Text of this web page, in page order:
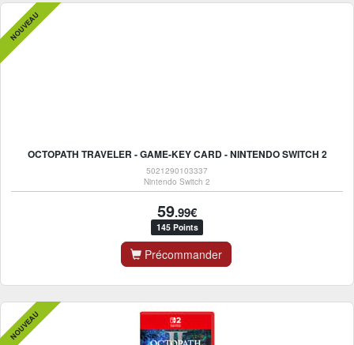
OCTOPATH TRAVELER - GAME-KEY CARD - NINTENDO SWITCH 2
5021290103337
Nintendo Switch 2
59.99€
145 Points
Précommander
NOUVEAU
NOUVEAU